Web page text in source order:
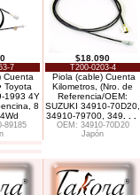
7
Cuenta
Toyota
1993 4Y
8
89185
$18.090
T200-0203-4
Piola (cable) Cuenta
Kilometros, (Nro. de
Referencia/OEM:
SUZUKI 34910-70D20,
34910-79700, 349
OEM: 34910-70D20
Japón